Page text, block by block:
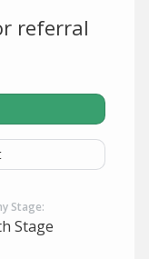
referral
Stage:
Stage